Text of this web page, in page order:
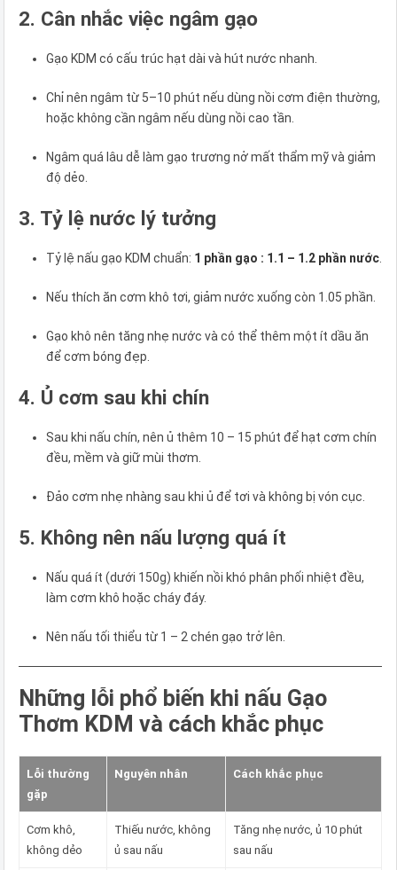
2. Cân nhắc việc ngâm gạo
Gạo KDM có cấu trúc hạt dài và hút nước nhanh.
Chỉ nên ngâm từ 5–10 phút nếu dùng nồi cơm điện thường,
hoặc không cần ngâm nếu dùng nồi cao tần.
Ngâm quá lâu dễ làm gạo trương nở mất thẩm mỹ và giảm
độ dẻo.
3. Tỷ lệ nước lý tưởng
Tỷ lệ nấu gạo KDM chuẩn: 1 phần gạo : 1.1 – 1.2 phần nước.
Nếu thích ăn cơm khô tơi, giảm nước xuống còn 1.05 phần.
Gạo khô nên tăng nhẹ nước và có thể thêm một ít dầu ăn
để cơm bóng đẹp.
4. Ủ cơm sau khi chín
Sau khi nấu chín, nên ủ thêm 10 – 15 phút để hạt cơm chín
đều, mềm và giữ mùi thơm.
Đảo cơm nhẹ nhàng sau khi ủ để tơi và không bị vón cục.
5. Không nên nấu lượng quá ít
Nấu quá ít (dưới 150g) khiến nồi khó phân phối nhiệt đều,
làm cơm khô hoặc cháy đáy.
Nên nấu tối thiểu từ 1 – 2 chén gạo trở lên.
Những lỗi phổ biến khi nấu Gạo
Thơm KDM và cách khắc phục
Lỗi thường
gặp
Nguyên nhân Cách khắc phục
Cơm khô,
không dẻo
Thiếu nước, không
ủ sau nấu
Tăng nhẹ nước, ủ 10 phút
sau nấu